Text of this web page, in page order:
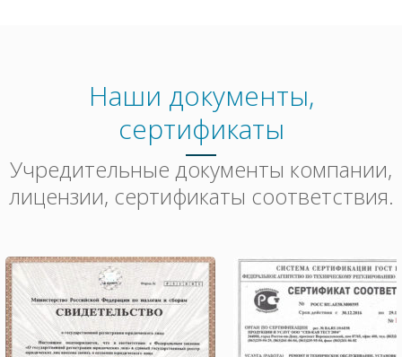
Наши документы,
сертификаты
Учредительные документы компании,
лицензии, сертификаты соответствия.